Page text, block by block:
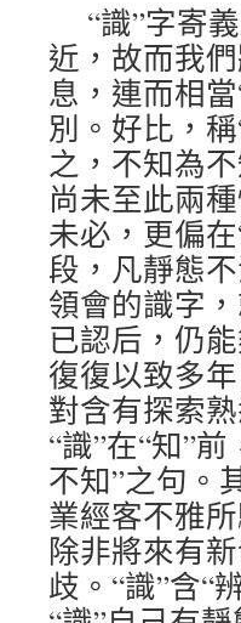
“識”字寄
近，故而我
息，連而相
別。好比，
之，不知為
尚未至此兩
未必，更偏
段，凡靜態
領會的識字
已認后，仍
復復以致多
對含有探索
“識”在“知”
不知”之句。
業經客不雅
除非將來有
歧。“識”含“